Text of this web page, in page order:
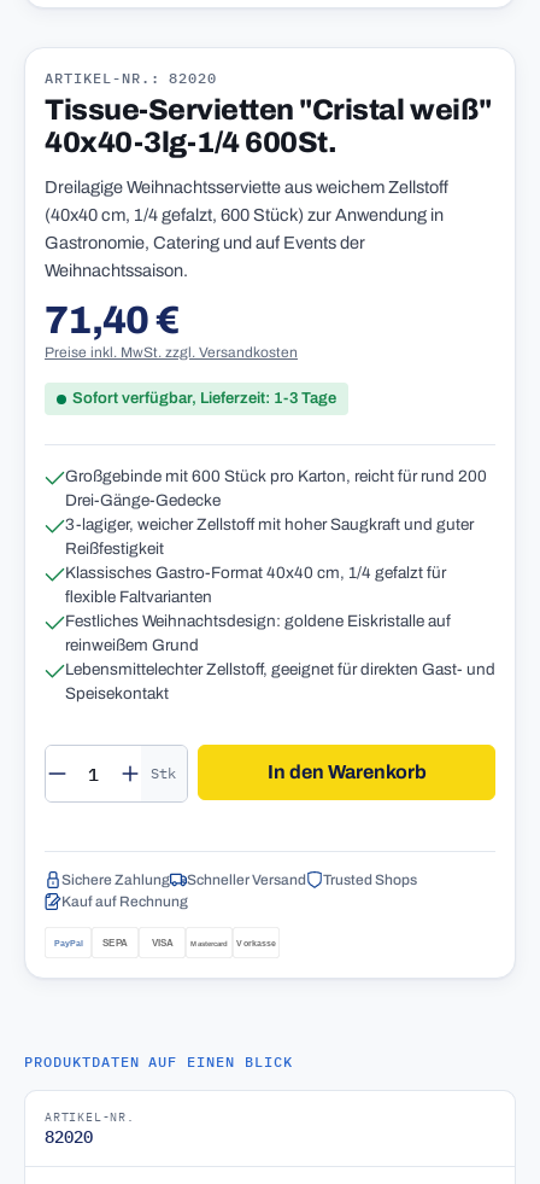
ARTIKEL-NR.: 82020
Tissue-Servietten "Cristal weiß"
40x40-3lg-1/4 600St.
Dreilagige Weihnachtsserviette aus weichem Zellstoff
(40x40 cm, 1/4 gefalzt, 600 Stück) zur Anwendung in
Gastronomie, Catering und auf Events der
Weihnachtssaison.
Regulärer Preis:
71,40 €
Preise inkl. MwSt. zzgl. Versandkosten
Sofort verfügbar, Lieferzeit: 1-3 Tage
Großgebinde mit 600 Stück pro Karton, reicht für rund 200
Drei-Gänge-Gedecke
3-lagiger, weicher Zellstoff mit hoher Saugkraft und guter
Reißfestigkeit
Klassisches Gastro-Format 40x40 cm, 1/4 gefalzt für
flexible Faltvarianten
Festliches Weihnachtsdesign: goldene Eiskristalle auf
reinweißem Grund
Lebensmittelechter Zellstoff, geeignet für direkten Gast- und
Speisekontakt
Produkt Anzahl: Gib den gewünschten
Stk In den Warenkorb
Sichere Zahlung Schneller Versand
Trusted Shops
Kauf auf Rechnung
PRODUKTDATEN AUF EINEN BLICK
ARTIKEL-NR.
82020